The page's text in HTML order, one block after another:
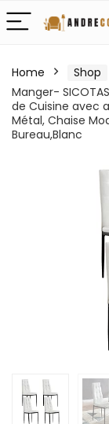
Home Shop
Manger-
de Cuisine avec
Métal, Chaise
Bureau,Blanc